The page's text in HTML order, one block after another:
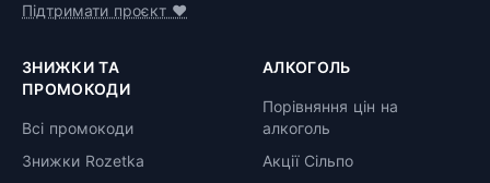
Підтримати проєкт ❤️
ЗНИЖКИ ТА
ПРОМОКОДИ
Всі промокоди
Знижки Rozetka
АЛКОГОЛЬ
Порівняння цін на
алкоголь
Акції Сільпо